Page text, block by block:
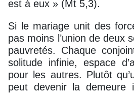
est à eux » (Mt 5,3).
Si le mariage unit des
pas moins l’union de deux
pauvretés. Chaque
solitude infinie, espace
pour les autres. Plutôt
peut devenir la demeure